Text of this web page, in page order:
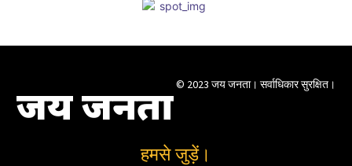
जय जनता © 2023 जय जनता। सर्वाधिकार सुरक्षित।
हमसे जुड़ें।